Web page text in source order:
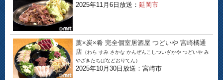
2025年11月6日放送： 延岡市
藁×炭×肴 完全個室居酒屋 つどいや 宮崎橘通
店 （わら すみ さかな かんぜんこしついざかや つどいや み
やざきたちばなどおりてん）
2025年10月30日放送：宮崎市